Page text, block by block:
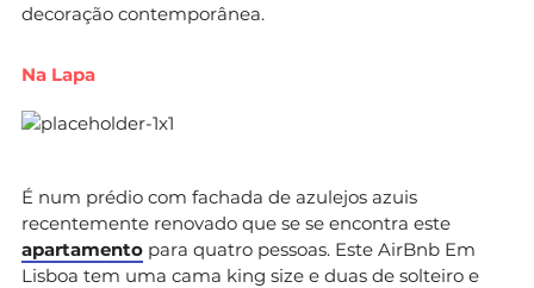
decoração contemporânea.
Na Lapa
É num prédio com fachada de azulejos azuis
recentemente renovado que se se encontra este
apartamento para quatro pessoas. Este AirBnb Em
Lisboa tem uma cama king size e duas de solteiro e